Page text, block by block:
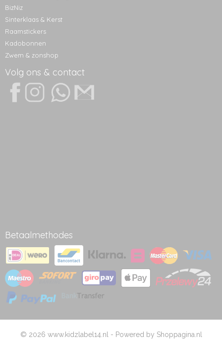
BizNiz
Sinterklaas & Kerst
Raamstickers
Kadobonnen
Zwem & zonshop
Volg ons & contact
Betaalmethodes
© 2026 www.kidzlabel14.nl - Powered by Shoppagina.nl